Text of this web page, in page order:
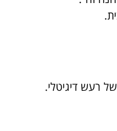
רעש דיגיטלי.